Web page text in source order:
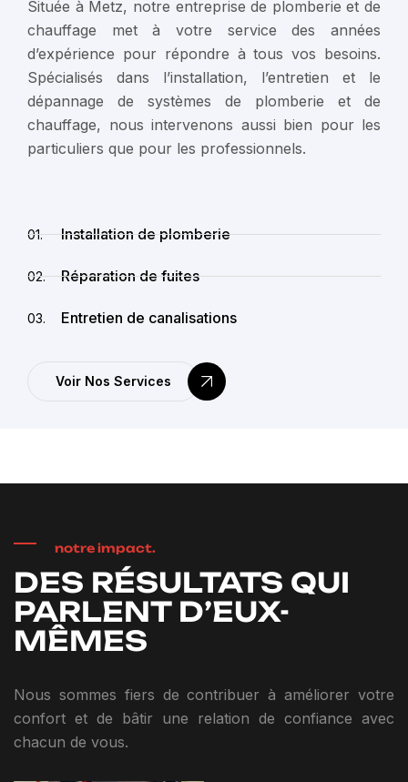
Située à Metz, notre entreprise de plomberie et de
chauffage met à votre service des années
d’expérience pour répondre à tous vos besoins.
Spécialisés dans l’installation, l’entretien et le
dépannage de systèmes de plomberie et de
chauffage, nous intervenons aussi bien pour les
particuliers que pour les professionnels.
01. Installation de plomberie
02. Réparation de fuites
03. Entretien de canalisations
Voir Nos Services
notre impact.
DES RÉSULTATS QUI
PARLENT D’EUX-
MÊMES
Nous sommes fiers de contribuer à améliorer votre
confort et de bâtir une relation de confiance avec
chacun de vous.